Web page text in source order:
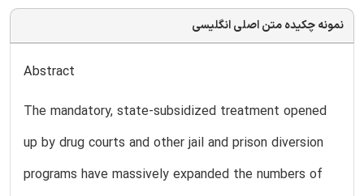
نمونه چکیده متن اصلی انگلیسی
Abstract
The mandatory, state-subsidized treatment opened
up by drug courts and other jail and prison diversion
programs have massively expanded the numbers of